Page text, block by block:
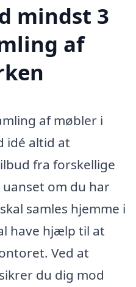
mindst 3
af
af møbler i
idé altid at
fra forskellige
om du har
samles hjemme i
have hjælp til at
Ved at
du dig mod